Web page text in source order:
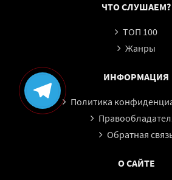
ЧТО СЛУШАЕМ?
ТОП 100
Жанры
ИНФОРМАЦИЯ
Политика
Обратная
О САЙТЕ